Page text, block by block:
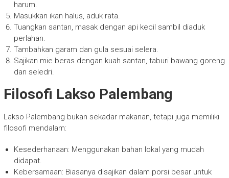
harum.
Masukkan ikan halus, aduk rata.
Tuangkan santan, masak dengan api kecil sambil diaduk
perlahan.
Tambahkan garam dan gula sesuai selera.
Sajikan mie beras dengan kuah santan, taburi bawang goreng
dan seledri.
Filosofi Lakso Palembang
Lakso Palembang bukan sekadar makanan, tetapi juga memiliki
filosofi mendalam:
Kesederhanaan: Menggunakan bahan lokal yang mudah
didapat.
Kebersamaan: Biasanya disajikan dalam porsi besar untuk